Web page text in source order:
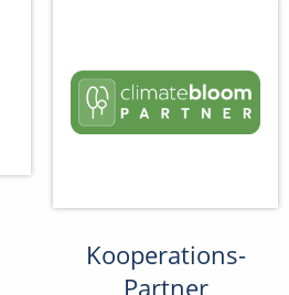
Kooperations-
Partner